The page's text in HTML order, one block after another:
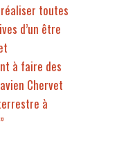
toutes
d’un être
à faire des
Chervet
à